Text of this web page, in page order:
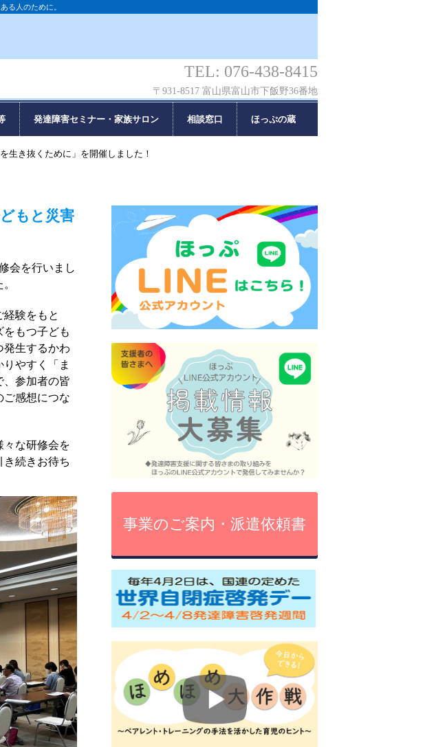
る人のために。
TEL: 076-438-8415
〒931-8517 富山県富山市下飯野36番地
発達障害セミナー・家族サロン 相談窓口 ほっぷの蔵
生き抜くために」を開催しました！
もと災害
会を行いまし
験をもと
もつ子ども
発生するかわ
やすく「ま
、参加者の皆
ご感想につな
々な研修会を
続きお待ち
事業のご案内・派遣依頼書